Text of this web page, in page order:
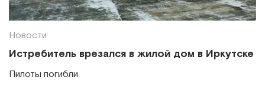
Новости
Истребитель врезался в жилой дом в Иркутске
Пилоты погибли